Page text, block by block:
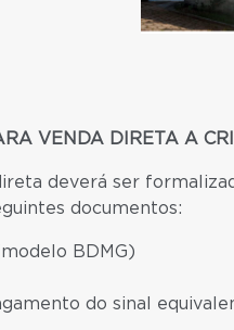
VENDA DIRETA A
deverá ser
documentos:
BDMG)
do sinal